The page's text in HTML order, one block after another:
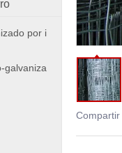
por i
galvaniza
Compartir